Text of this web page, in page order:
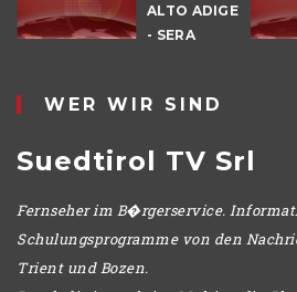
ALTO ADIGE
- SERA
WER WIR SIND
Suedtirol TV Srl
Fernseher im B�rgerservice.
Schulungsprogramme von den
Trient und Bozen.